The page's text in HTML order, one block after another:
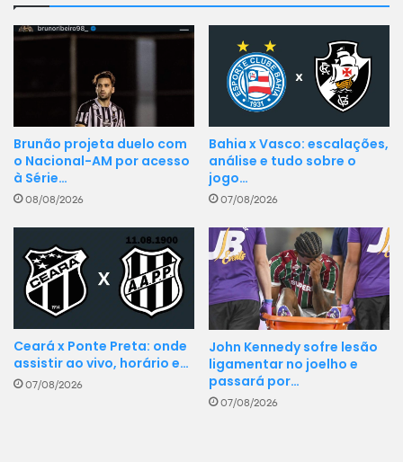
Brunão projeta duelo com
o Nacional-AM por acesso
à Série…
08/08/2026
Bahia x Vasco: escalações,
análise e tudo sobre o
jogo…
07/08/2026
Ceará x Ponte Preta: onde
assistir ao vivo, horário e…
07/08/2026
John Kennedy sofre lesão
ligamentar no joelho e
passará por…
07/08/2026